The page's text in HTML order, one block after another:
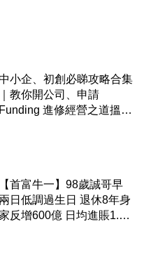
小企、初創必睇攻略合集
｜教你開公司、申請
Funding 進修經營之道搵大
【首富牛一】98歲誠哥早
兩日低調過生日 退休8年身
反增600億 日均進賬1.67